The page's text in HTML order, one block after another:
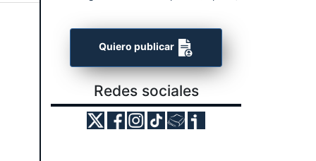
Quiero publicar
Redes sociales